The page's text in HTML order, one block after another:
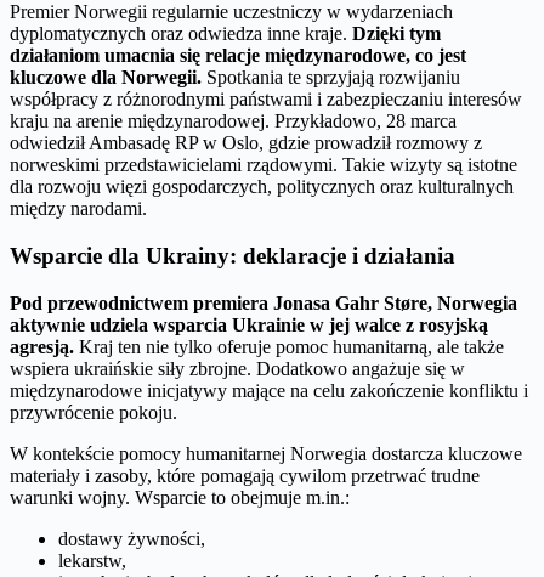
Premier Norwegii regularnie uczestniczy w wydarzeniach
dyplomatycznych oraz odwiedza inne kraje. Dzięki tym
działaniom umacnia się relacje międzynarodowe, co jest
kluczowe dla Norwegii. Spotkania te sprzyjają rozwijaniu
współpracy z różnorodnymi państwami i zabezpieczaniu interesów
kraju na arenie międzynarodowej. Przykładowo, 28 marca
odwiedził Ambasadę RP w Oslo, gdzie prowadził rozmowy z
norweskimi przedstawicielami rządowymi. Takie wizyty są istotne
dla rozwoju więzi gospodarczych, politycznych oraz kulturalnych
między narodami.
Wsparcie dla Ukrainy: deklaracje i działania
Pod przewodnictwem premiera Jonasa Gahr Støre, Norwegia
aktywnie udziela wsparcia Ukrainie w jej walce z rosyjską
agresją. Kraj ten nie tylko oferuje pomoc humanitarną, ale także
wspiera ukraińskie siły zbrojne. Dodatkowo angażuje się w
międzynarodowe inicjatywy mające na celu zakończenie konfliktu i
przywrócenie pokoju.
W kontekście pomocy humanitarnej Norwegia dostarcza kluczowe
materiały i zasoby, które pomagają cywilom przetrwać trudne
warunki wojny. Wsparcie to obejmuje m.in.:
dostawy żywności,
lekarstw,